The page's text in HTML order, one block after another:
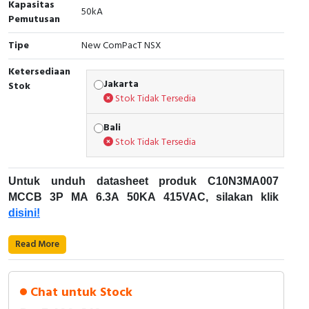
Cable Operated Switch
Signalling Columns
Safety Sensors
Pressure Switch
Ultrasonic & Rotary Encoder
Limit Switch
Inductive Sensors
Photoelectric
Cam Switch
Panel Box
Kapasitas
Pemutusan
50kA
Tipe
New ComPacT NSX
Ketersediaan
Stok
Jakarta
Stok Tidak Tersedia
Bali
Stok Tidak Tersedia
Untuk unduh datasheet produk C10N3MA007
MCCB 3P MA 6.3A 50KA 415VAC, silakan klik
disini!
Karakteristik Teknikal:
Nama Produk: MCCB 3P MA 6.3A 50KA 415VAC
Read More
Chat untuk Stock